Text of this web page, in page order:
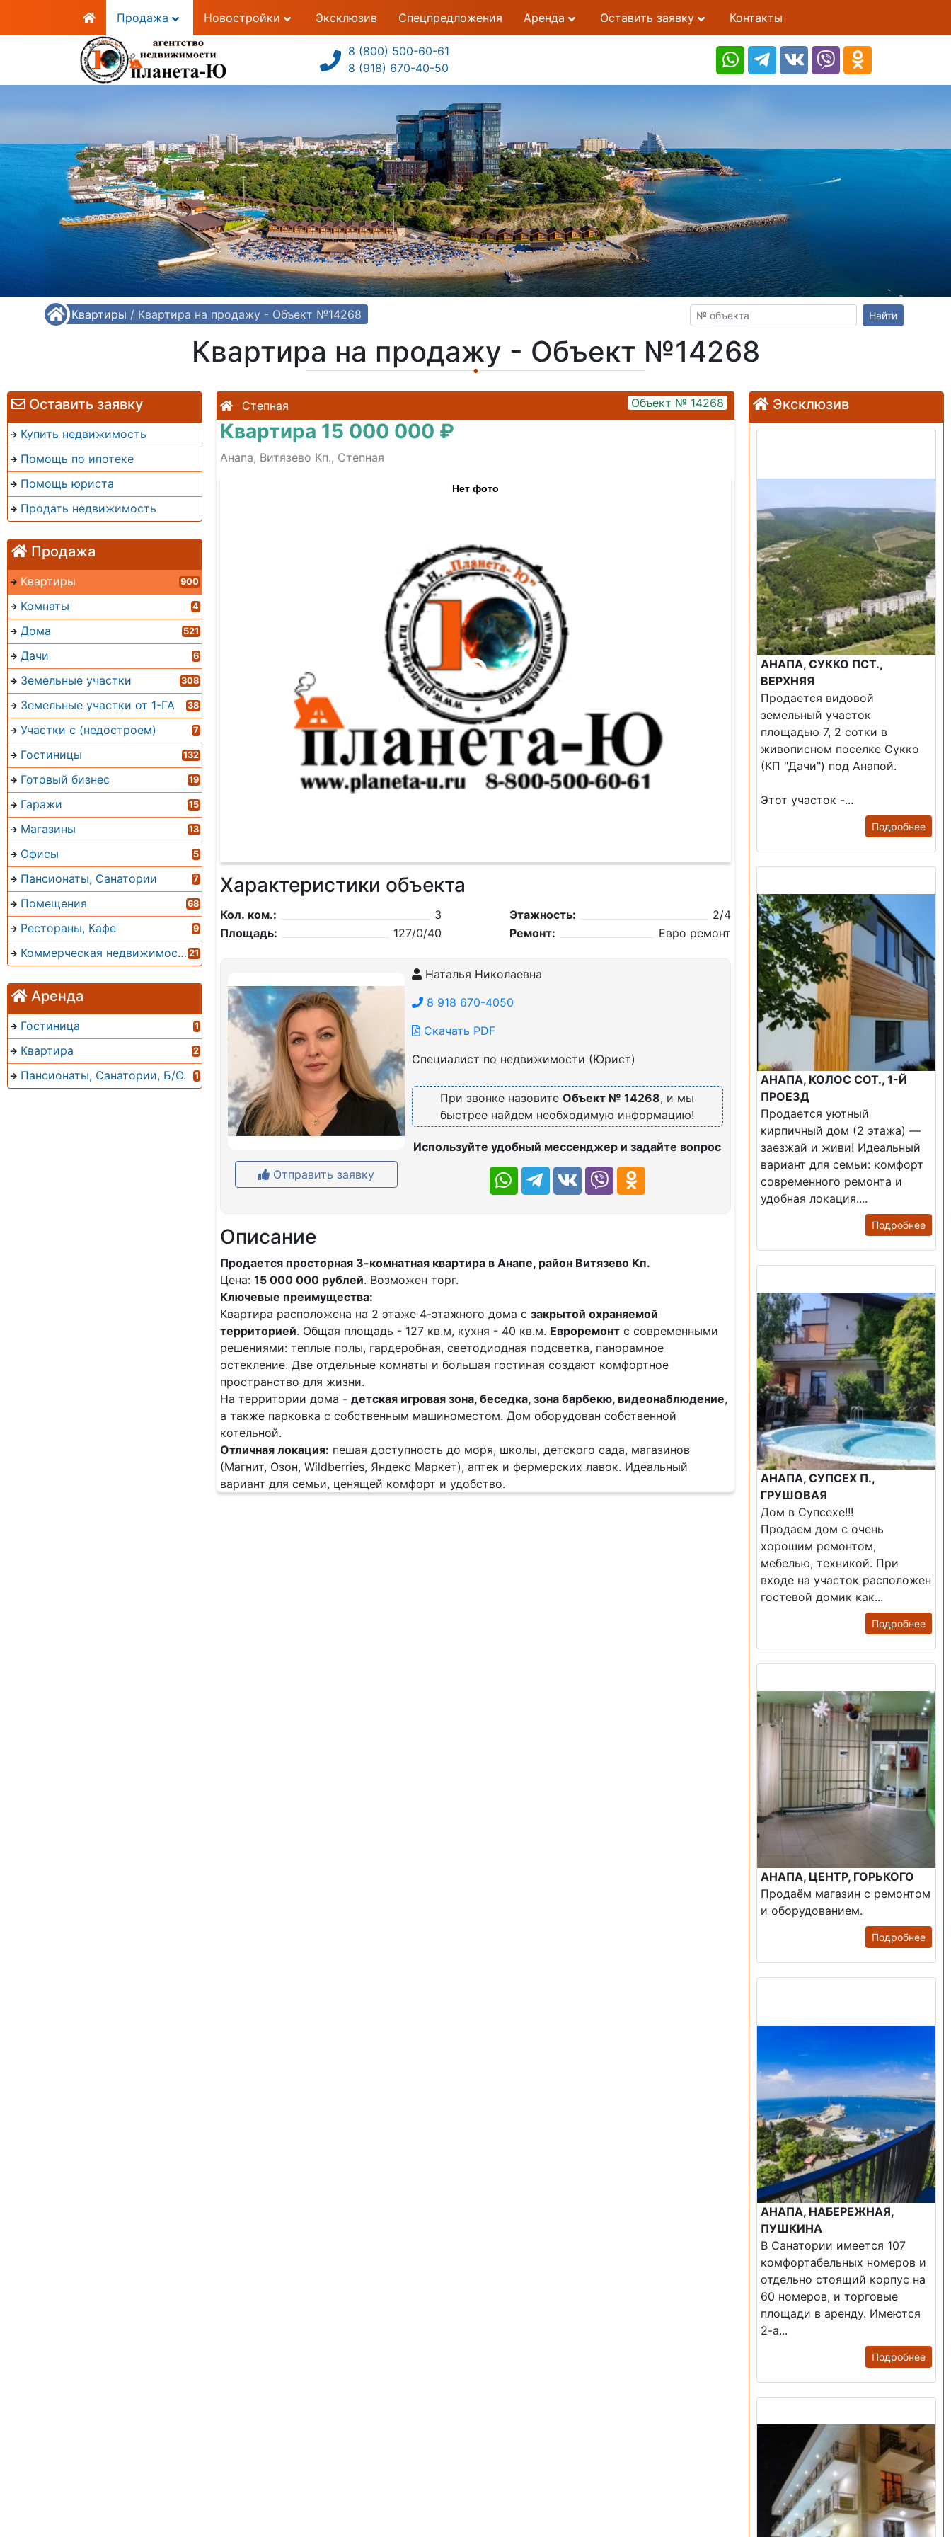
Продажа Новостройки Эксклюзив Спецпредложения Аренда Оставить заявку Контакты
8 (800) 500-60-61
8 (918) 670-40-50
/ Квартиры / Квартира на продажу - Объект №14268 Найти
Квартира на продажу - Объект №14268
Оставить заявку
Купить недвижимость
Помощь по ипотеке
Помощь юриста
Продать недвижимость
Продажа
Квартиры 900
Комнаты 4
Дома 521
Дачи 6
Земельные участки 308
Земельные участки от 1-ГА 38
Участки с (недостроем) 7
Гостиницы 132
Готовый бизнес 19
Гаражи 15
Магазины 13
Офисы 5
Пансионаты, Санатории 7
Помещения 68
Рестораны, Кафе 9
Коммерческая недвижимость 21
Аренда
Гостиница 1
Квартира 2
Пансионаты, Санатории, Б/О. 1
Степная Объект № 14268
Квартира 15 000 000 ₽
Анапа, Витязево Кп., Степная
Нет фото
Характеристики объекта
Кол. ком.:
3
Площадь:
127/0/40
Этажность:
2/4
Ремонт:
Евро ремонт
Отправить заявку
Наталья Николаевна
8 918 670-4050
Скачать PDF
Специалист по недвижимости (Юрист)
При звонке назовитеОбъект № 14268, и мы
быстрее найдем необходимую информацию!
Используйте удобный мессенджер и задайте вопрос
Описание
Продается просторная 3-комнатная квартира в Анапе, район Витязево Кп.
Цена: 15 000 000 рублей. Возможен торг.
Ключевые преимущества:
Квартира расположена на 2 этаже 4-этажного дома с закрытой охраняемой
территорией. Общая площадь - 127 кв.м, кухня - 40 кв.м. Евроремонтс современными
решениями: теплые полы, гардеробная, светодиодная подсветка, панорамное
остекление. Две отдельные комнаты и большая гостиная создают комфортное
пространство для жизни.
На территории дома - детская игровая зона, беседка, зона барбекю, видеонаблюдение,
а также парковка с собственным машиноместом. Дом оборудован собственной
котельной.
Отличная локация: пешая доступность до моря, школы, детского сада, магазинов
(Магнит, Озон, Wildberries, Яндекс Маркет), аптек и фермерских лавок. Идеальный
вариант для семьи, ценящей комфорт и удобство.
Эксклюзив
АНАПА, СУККО ПСТ.,
ВЕРХНЯЯ
Продается видовой
земельный участок
площадью 7, 2 сотки в
живописном поселке Сукко
(КП "Дачи") под Анапой.
Этот участок -...
Подробнее
АНАПА, КОЛОС СОТ., 1-Й
ПРОЕЗД
Продается уютный
кирпичный дом (2 этажа) —
заезжай и живи! ​Идеальный
вариант для семьи: комфорт
современного ремонта и
удобная локация....
Подробнее
АНАПА, СУПСЕХ П.,
ГРУШОВАЯ
Дом в Супсехе!!!
Продаем дом с очень
хорошим ремонтом,
мебелью, техникой. При
входе на участок расположен
гостевой домик как...
Подробнее
АНАПА, ЦЕНТР, ГОРЬКОГО
Продаём магазин с ремонтом
и оборудованием.
Подробнее
АНАПА, НАБЕРЕЖНАЯ,
ПУШКИНА
В Санатории имеется 107
комфортабельных номеров и
отдельно стоящий корпус на
60 номеров, и торговые
площади в аренду. Имеются
2-а...
Подробнее